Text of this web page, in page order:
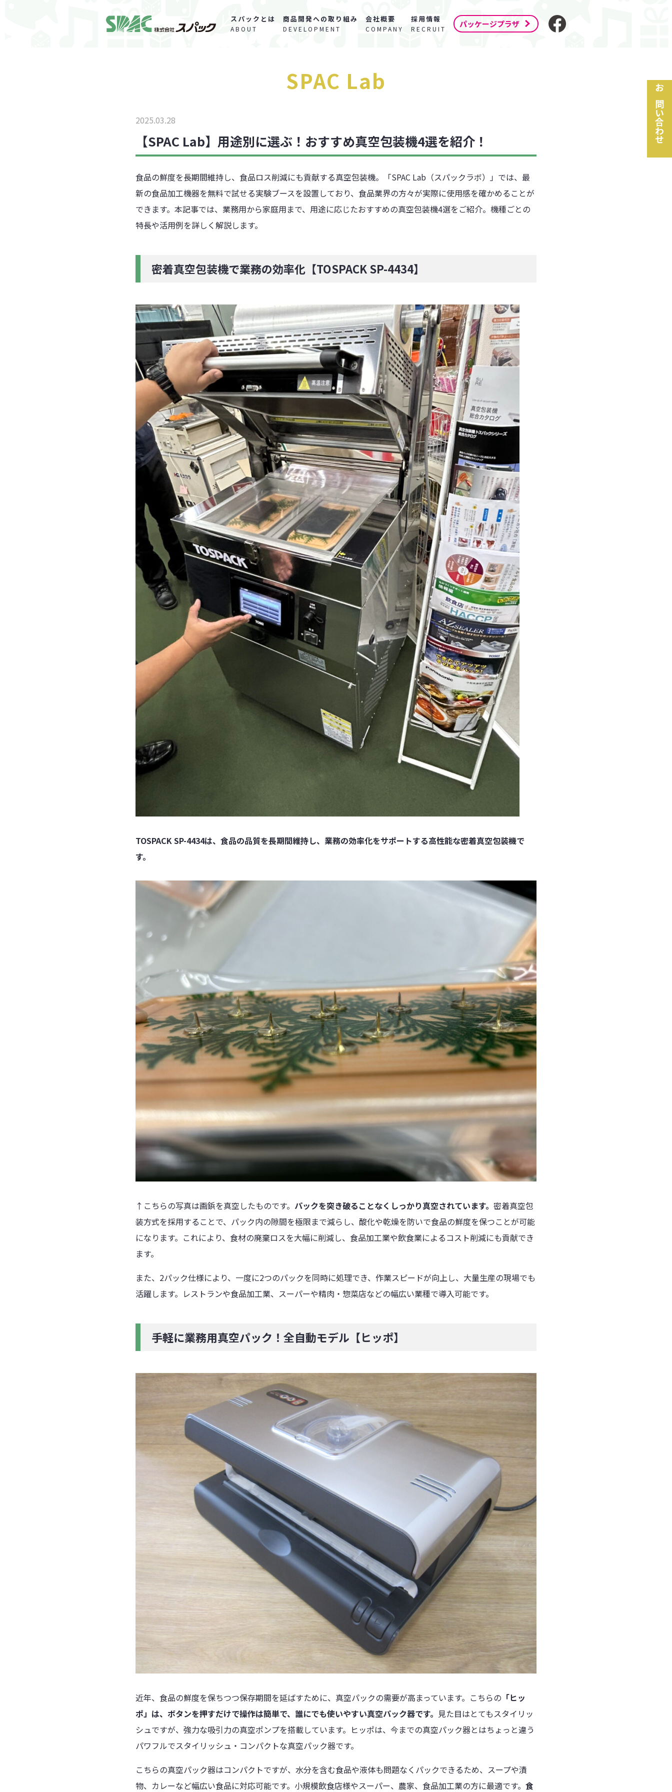
スパックとは
ABOUT
商品開発への取り組み
DEVELOPMENT
会社概要
COMPANY
採用情報
RECRUIT パッケージプラザ
お問い合わせ
SPAC Lab
2025.03.28
【SPAC Lab】用途別に選ぶ！おすすめ真空包装機4選を紹介！
食品の鮮度を長期間維持し、食品ロス削減にも貢献する真空包装機。「SPAC Lab（スパックラボ）」では、最
新の食品加工機器を無料で試せる実験ブースを設置しており、食品業界の方々が実際に使用感を確かめることが
できます。本記事では、業務用から家庭用まで、用途に応じたおすすめの真空包装機4選をご紹介。機種ごとの
特長や活用例を詳しく解説します。
密着真空包装機で業務の効率化【TOSPACK SP-4434】
TOSPACK SP-4434は、食品の品質を長期間維持し、業務の効率化をサポートする高性能な密着真空包装機で
す。
↑こちらの写真は画鋲を真空したものです。 パックを突き破ることなくしっかり真空されています。 密着真空包
装方式を採用することで、パック内の隙間を極限まで減らし、酸化や乾燥を防いで食品の鮮度を保つことが可能
になります。これにより、食材の廃棄ロスを大幅に削減し、食品加工業や飲食業によるコスト削減にも貢献でき
ます。
また、2パック仕様により、一度に2つのパックを同時に処理でき、作業スピードが向上し、大量生産の現場でも
活躍します。レストランや食品加工業、スーパーや精肉・惣菜店などの幅広い業種で導入可能です。
手軽に業務用真空パック！全自動モデル【ヒッポ】
近年、食品の鮮度を保ちつつ保存期間を延ばすために、真空パックの需要が高まっています。こちらの 「ヒッ
ポ」は、ボタンを押すだけで操作は簡単で、誰にでも使いやすい真空パック器です。 見た目はとてもスタイリッ
シュですが、強力な吸引力の真空ポンプを搭載しています。ヒッポは、今までの真空パック器とはちょっと違う
パワフルでスタイリッシュ・コンパクトな真空パック器です。
こちらの真空パック器はコンパクトですが、水分を含む食品や液体も問題なくパックできるため、スープや漬
物、カレーなど幅広い食品に対応可能です。小規模飲食店様やスーパー、農家、食品加工業の方に最適です。 食